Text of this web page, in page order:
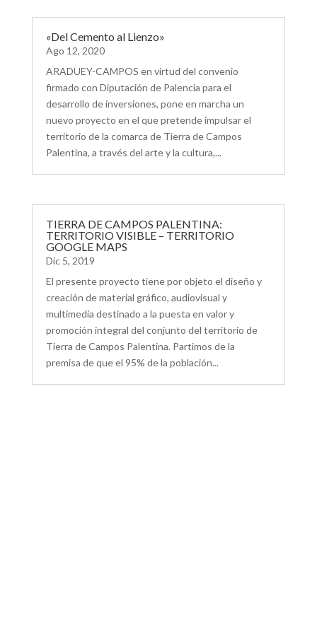
«Del Cemento al Lienzo»
Ago 12, 2020
ARADUEY-CAMPOS en virtud del convenio
firmado con Diputación de Palencia para el
desarrollo de inversiones, pone en marcha un
nuevo proyecto en el que pretende impulsar el
territorio de la comarca de Tierra de Campos
Palentina, a través del arte y la cultura,...
TIERRA DE CAMPOS PALENTINA:
TERRITORIO VISIBLE – TERRITORIO
GOOGLE MAPS
Dic 5, 2019
El presente proyecto tiene por objeto el diseño y
creación de material gráfico, audiovisual y
multimedia destinado a la puesta en valor y
promoción integral del conjunto del territorio de
Tierra de Campos Palentina. Partimos de la
premisa de que el 95% de la población...